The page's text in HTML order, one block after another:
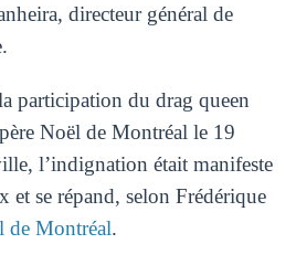
directeur général de
participation du drag queen
Noël de Montréal le 19
l’indignation était manifeste
et se répand, selon Frédérique
de Montréal.